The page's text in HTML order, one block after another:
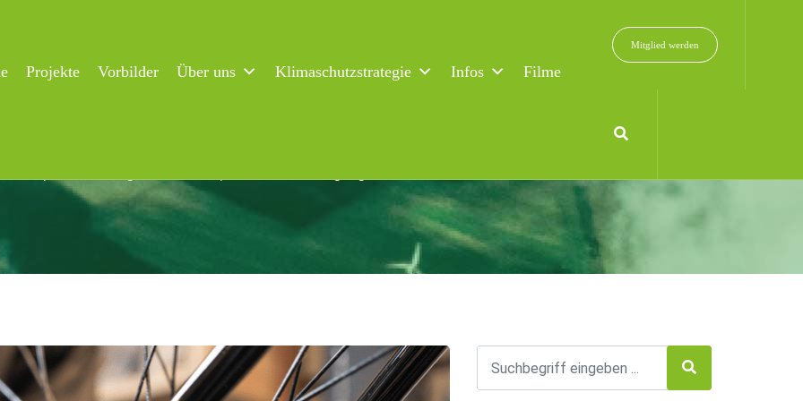
Projekte Vorbilder Über uns Klimaschutzstrategie Infos
Filme
Mitglied werden